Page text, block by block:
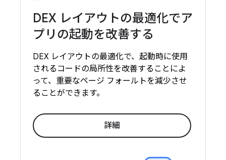
DEX レイアウトの最適化でア
プリの起動を改善する
DEX レイアウトの最適化で、起動時に使用
されるコードの局所性を改善することによ
って、重要なページ フォールトを減少させ
ることができます。
詳細